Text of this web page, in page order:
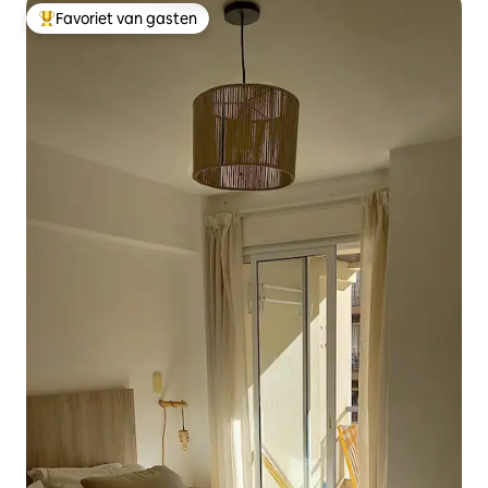
Topfavoriet van gasten
Favoriet van gasten